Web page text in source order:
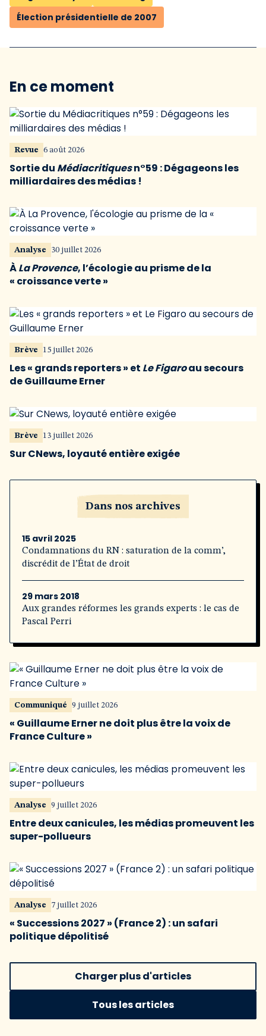
Élection présidentielle de 2007
En ce moment
Revue 6 août 2026
Sortie du Médiacritiquesn°59 : Dégageons les
milliardaires des médias !
Analyse 30 juillet 2026
ÀLa Provence, l’écologie au prisme de la
« croissance verte »
Brève 15 juillet 2026
Les « grands reporters » et Le Figaroau secours
de Guillaume Erner
Brève 13 juillet 2026
Sur CNews, loyauté entière exigée
Dans nos archives
15 avril 2025
Condamnations du RN : saturation de la comm’,
discrédit de l’État de droit
29 mars 2018
Aux grandes réformes les grands experts : le cas de
Pascal Perri
Communiqué 9 juillet 2026
« Guillaume Erner ne doit plus être la voix de
France Culture »
Analyse 9 juillet 2026
Entre deux canicules, les médias promeuvent les
super-pollueurs
Analyse 7 juillet 2026
« Successions 2027 » (France 2) : un safari
politique dépolitisé
Charger plus d'articles
Tous les articles